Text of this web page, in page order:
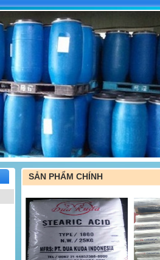
SẢN PHẨM CHÍNH